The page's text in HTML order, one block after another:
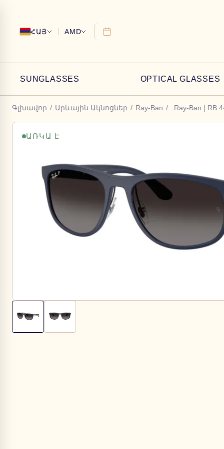
ՀԱՅ AMD
SUNGLASSES OPTICAL GLASSES
Գլխավոր / Արևային Ակնոցներ / Ray-Ban / Ray-Ban | RB
ԱՌԿԱ Է